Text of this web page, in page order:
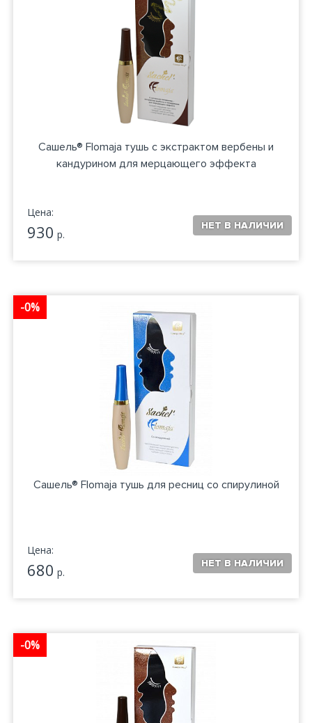
Сашель® Flomaja тушь с экстрактом вербены и
кандурином для мерцающего эффекта
Цена:
930 р.
-0%
Сашель® Flomaja тушь для ресниц со спирулиной
Цена:
680 р.
-0%